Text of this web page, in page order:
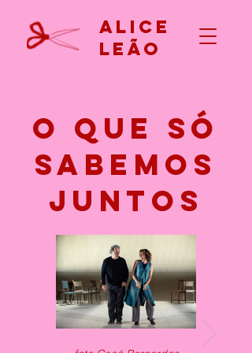
Alice
Leão
o que só
sabemos
juntos